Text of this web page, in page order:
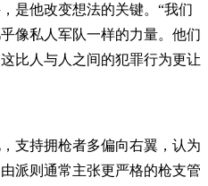
是他改变想法的关键。“我们
像私人军队一样的力量。他们
比人与人之间的犯罪行为更让
支持拥枪者多偏向右翼，认为
派则通常主张更严格的枪支管